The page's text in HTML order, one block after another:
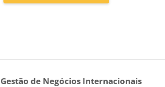
Gestão de Negócios Internacionais